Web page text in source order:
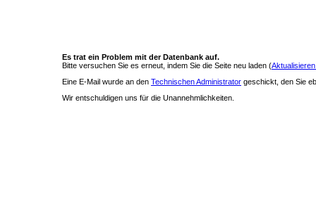
Es trat ein Problem mit der Datenbank auf.
Bitte versuchen Sie es erneut, indem Sie die Seite neu laden (
Eine E-Mail wurde an den Technischen Administrator geschickt, den Sie
Wir entschuldigen uns für die Unannehmlichkeiten.